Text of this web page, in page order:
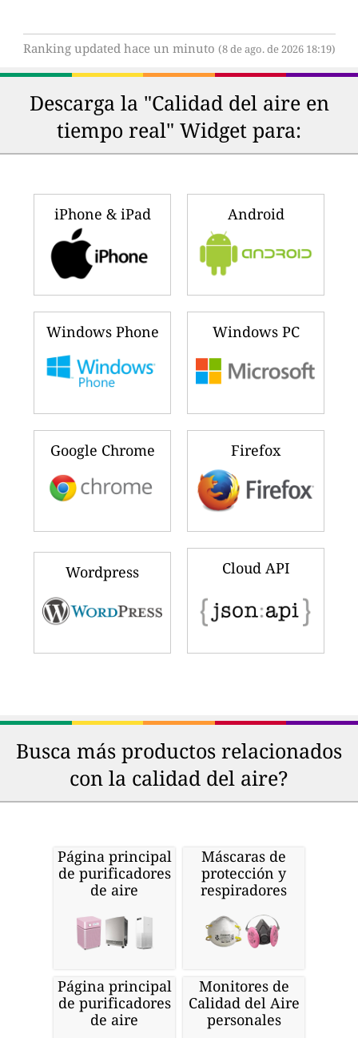
Ranking updated hace un minuto (8 de ago. de 2026 18:19)
Descarga la "Calidad del aire en
tiempo real" Widget para:
iPhone & iPad Android
Windows Phone Windows PC
Google Chrome Firefox
Wordpress Cloud API
Busca más productos relacionados
con la calidad del aire?
Página principal
de purificadores
de aire
Máscaras de
protección y
respiradores
Página principal
de purificadores
de aire
Monitores de
Calidad del Aire
personales